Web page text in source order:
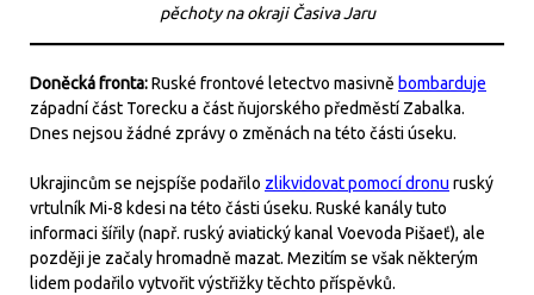
pěchoty na okraji Časiva Jaru
Doněcká fronta:Ruské frontové letectvo masivně bombarduje
západní část Torecku a část ňujorského předměstí Zabalka.
Dnes nejsou žádné zprávy o změnách na této části úseku.
Ukrajincům se nejspíše podařilo zlikvidovat pomocí dronu ruský
vrtulník Mi-8 kdesi na této části úseku. Ruské kanály tuto
informaci šířily (např. ruský aviatický kanal Voevoda Pišaeť), ale
později je začaly hromadně mazat. Mezitím se však některým
lidem podařilo vytvořit výstřižky těchto příspěvků.